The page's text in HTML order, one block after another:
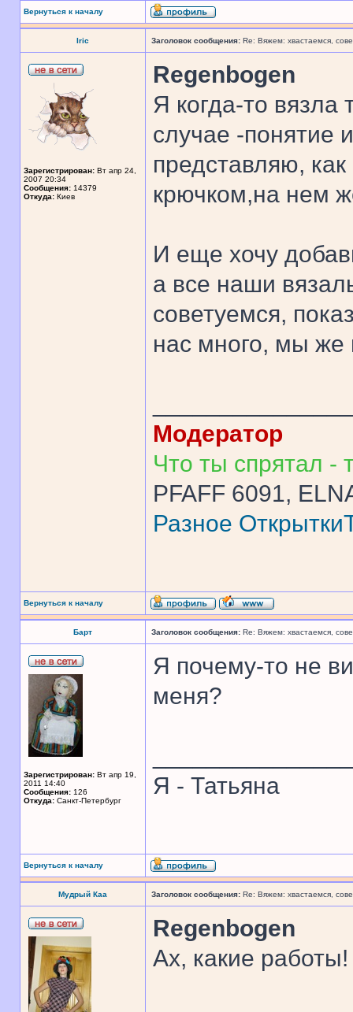
Вернуться к началу
Iric Заголовок сообщения: Re: Вяжем: хвастаемся,
Зарегистрирован: Вт апр 24,
2007 20:34
Сообщения: 14379
Откуда: Киев
Regenbogen
Я когда-то вязла
случае -понятие
представляю,
крючком,на нем
И еще хочу
а все наши
советуемся,
нас много, мы же
Модератор
Что ты спрятал -
PFAFF 6091,
Разное Открытки
Вернуться к началу
Барт Заголовок сообщения: Re: Вяжем: хвастаемся,
Зарегистрирован: Вт апр 19,
2011 14:40
Сообщения: 126
Откуда: Санкт-Петербург
Я почему-то не
меня?
Я - Татьяна
Вернуться к началу
Мудрый Каа Заголовок сообщения: Re: Вяжем: хвастаемся,
Regenbogen
Ах, какие